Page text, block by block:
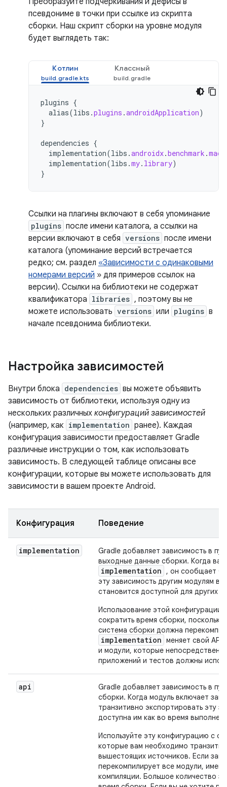
псевдониме в точки при ссылке из скрипта
сборки. Наш скрипт сборки на уровне модуля
будет выглядеть так:
Котлин Классный
plugins {
alias(libs .plugins .androidApplication)
}
dependencies {
implementation(libs .androidx.benchmark .
implementation(libs .my. library)
}
Ссылки на плагины включают в себя упоминание
plugins после имени каталога, а ссылки на
версии включают в себя versions после имени
каталога (упоминание версий встречается
редко; см. раздел «Зависимости с одинаковыми
номерами версий » для примеров ссылок на
версии). Ссылки на библиотеки не содержат
квалификатора libraries , поэтому вы не
можете использовать versions или plugins в
начале псевдонима библиотеки.
Настройка зависимостей
Внутри блока dependencies вы можете объявить
зависимость от библиотеки, используя одну из
нескольких различных конфигураций зависимостей
(например, как implementation ранее). Каждая
конфигурация зависимости предоставляет Gradle
различные инструкции о том, как использовать
зависимость. В следующей таблице описаны все
конфигурации, которые вы можете использовать для
зависимости в вашем проекте Android.
Конфигурация Поведение
implementation
Gradle добавляет зависимость в
выходные данные сборки. Когда
implementation
, он сообщает
эту зависимость другим модулям
становится доступной для других
Использование этой конфигурации
сократить время сборки,
система сборки должна
implementation меняет свой
и модули, которые
приложений и тестов должны
api
Gradle добавляет зависимость в
сборки. Когда модуль включает
транзитивно экспортировать эту
доступна им как во время
Используйте эту конфигурацию с
которые вам необходимо
вышестоящих источников. Если
перекомпилирует все модули,
компиляции. Большое количество